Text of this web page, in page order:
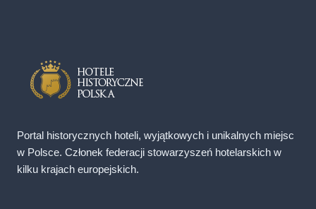
Portal historycznych hoteli, wyjątkowych i unikalnych miejsc
w Polsce. Członek federacji stowarzyszeń hotelarskich w
kilku krajach europejskich.